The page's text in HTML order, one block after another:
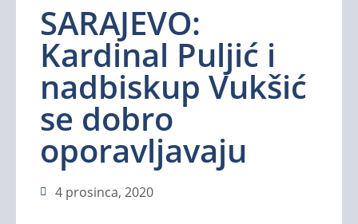
SARAJEVO:
Kardinal Puljić i
nadbiskup Vukšić
se dobro
oporavljavaju
4 prosinca, 2020